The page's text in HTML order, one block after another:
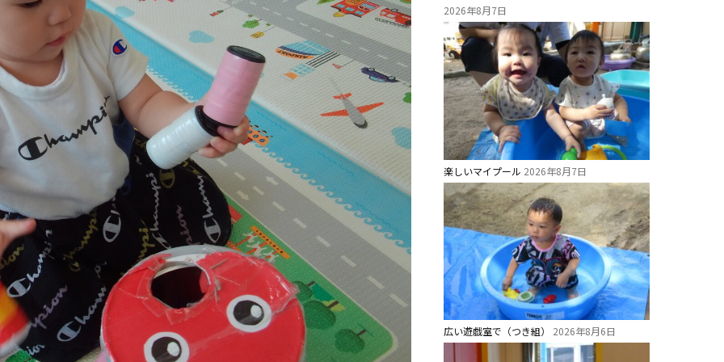
2026年8月7日
楽しいマイプール 2026年8月7日
広い遊戯室で（つき組） 2026年8月6日